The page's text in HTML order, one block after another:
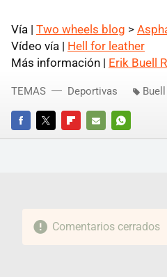
Vía | Two wheels blog >
Vídeo vía | Hell for leather
Más información | Erik Buell
FACEBOOKTWITTERFLIPBOARD
E-
WHATSAPP
TEMAS Deportivas Buell
Comentarios cerrados